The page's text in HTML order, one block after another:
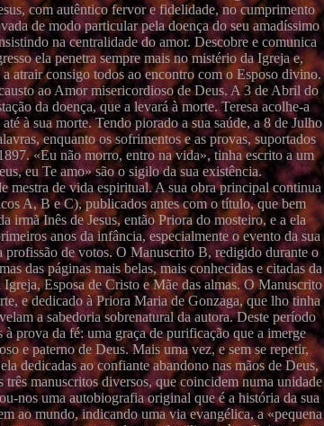
com autêntico fervor e fidelidade, no cumprimento
de modo particular pela doença do seu amadíssimo
na centralidade do amor. Descobre e comunica
ela penetra sempre mais no mistério da Igreja e,
atrair consigo todos ao encontro com o Esposo divino.
ao Amor misericordioso de Deus. A 3 de Abril do
da doença, que a levará à morte. Teresa acolhe-a
à sua morte. Tendo piorado a sua saúde, a 8 de Julho
enquanto os sofrimentos e as provas, suportados
«Eu não morro, entro na vida», tinha escrito a um
eu Te amo» são o sigilo da sua existência.
mestra de vida espiritual. A sua obra principal continua
A, B e C), publicados antes com o título, que bem
Inês de Jesus, então Priora do mosteiro, e a ela
anos da infância, especialmente o evento da sua
profissão de votos. O Manuscrito B, redigido durante o
das páginas mais belas, mais conhecidas e citadas da
Esposa de Cristo e Mãe das almas. O Manuscrito
e dedicado à Priora Maria de Gonzaga, que lho tinha
a sabedoria sobrenatural da autora. Deste período
prova da fé: uma graça de purificação que a imerge
e paterno de Deus. Mais uma vez, e sem se repetir,
dedicadas ao confiante abandono nas mãos de Deus,
manuscritos diversos, que coincidem numa unidade
nos uma autobiografia original que é a história da sua
ao mundo, indicando uma via evangélica, a «pequena